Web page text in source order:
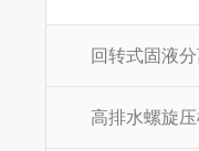
回转式固液
高排水螺旋